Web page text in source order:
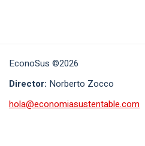
EconoSus ©2026
Director: Norberto Zocco
hola@economiasustentable.com